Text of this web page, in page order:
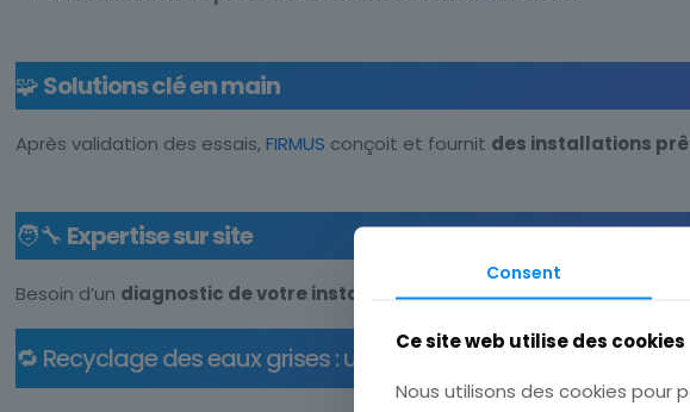
🧩Solutions clé en main
Après validation des essais,FIRMUS conçoit et fournit des installations
🧑‍🔧 Expertise sur site
Besoin d’un diagnostic de votre installation existante? L’équipe se
🔁 Recyclage des eaux grises : une technologie éprouvée
Consent
Ce site web utilise des cookies
Nous utilisons des cookies pour